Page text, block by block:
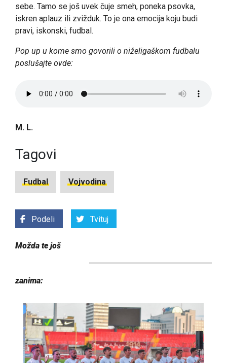
sebe. Tamo se još uvek čuje smeh, poneka psovka,
iskren aplauz ili zvižduk. To je ona emocija koju budi
pravi, iskonski, fudbal.
Pop up u kome smo govorili o niželigaškom fudbalu
poslušajte ovde:
M. L.
Tagovi
Fudbal Vojvodina
Podeli Tvituj
Možda te još
zanima: